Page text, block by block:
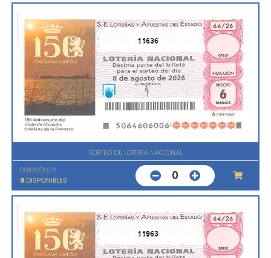
11636
SORTEO DE LOTERIA NACIONAL
08/08/2026
9 DISPONIBLES 0
11963